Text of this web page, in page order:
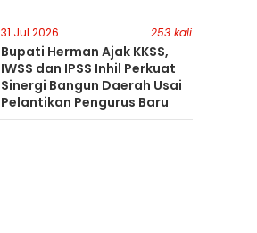
31 Jul 2026 253 kali
Bupati Herman Ajak KKSS,
IWSS dan IPSS Inhil Perkuat
Sinergi Bangun Daerah Usai
Pelantikan Pengurus Baru